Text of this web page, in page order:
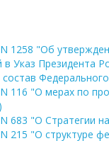
1258 "Об
Указ Президента
116 "О мерах по
683 "О Стратегии
215 "О структуре